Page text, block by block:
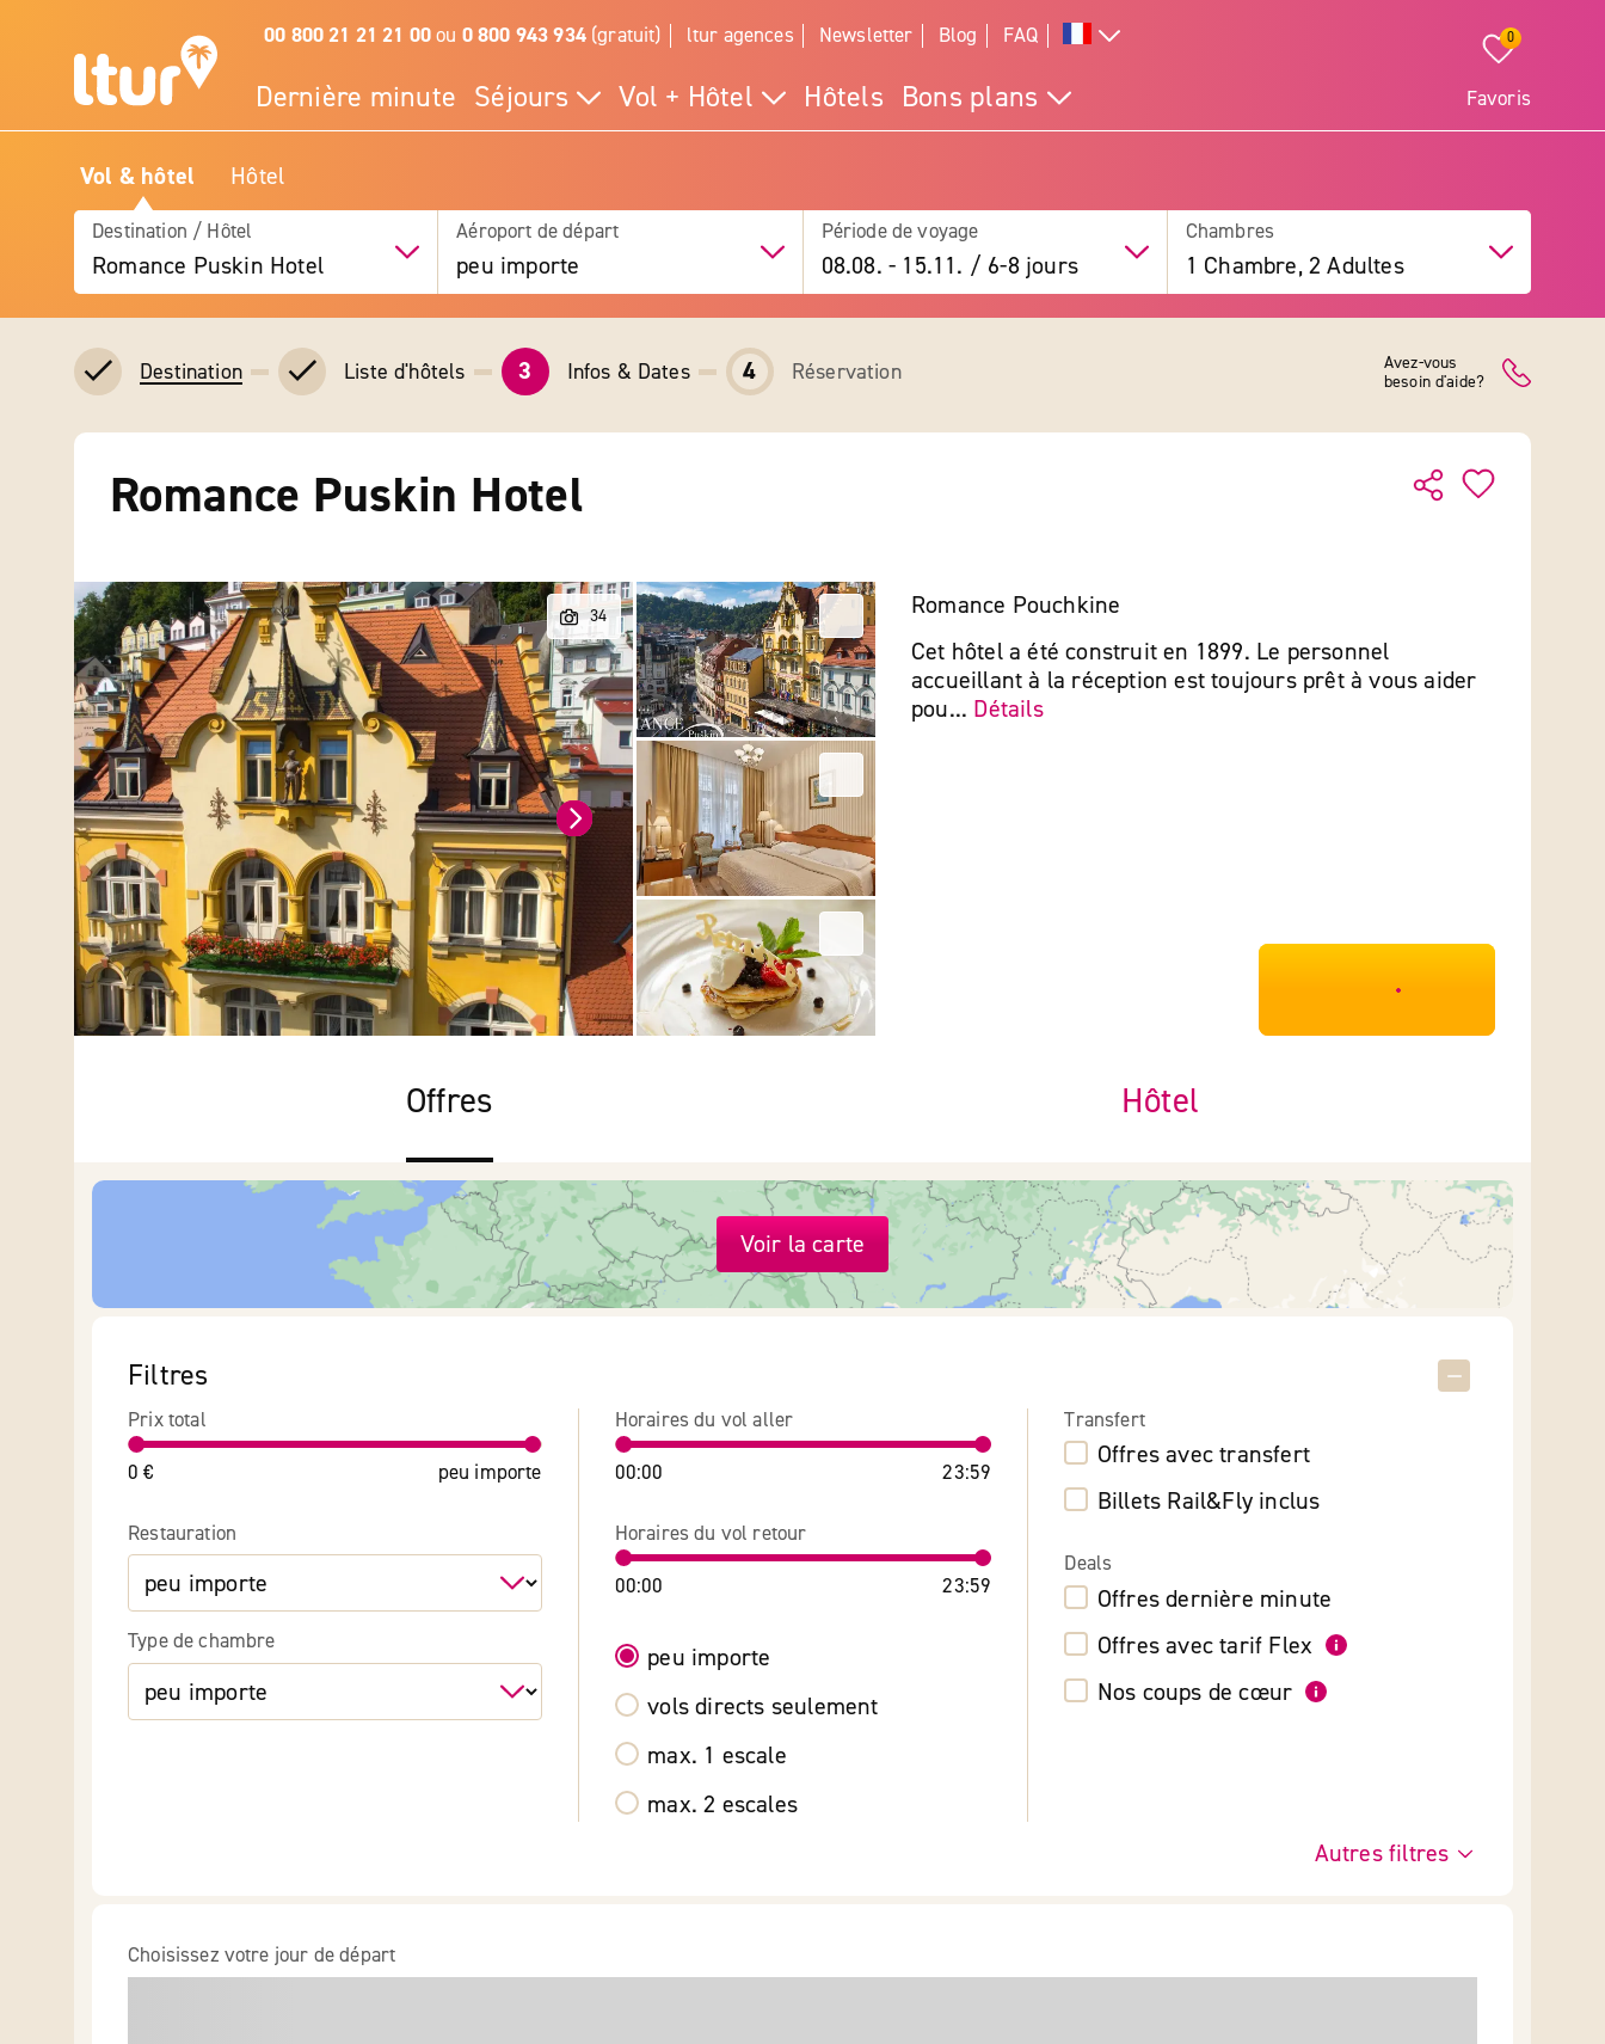
00 800 21 21 21 00ou 0 800 943 934(gratuit) ltur agences Newsletter Blog FAQ
Dernière minute Séjours Vol + Hôtel Hôtels Bons plans
0
Favoris
Vol & hôtel Hôtel
Destination / Hôtel
Romance Puskin Hotel
Aéroport de départ
peu importe
Période de voyage
08.08. - 15.11. / 6-8 jours
Chambres
1 Chambre, 2 Adultes
Destination Liste d'hôtels 3 Infos & Dates 4 Réservation
Avez-vous
besoin d'aide?
Romance Puskin Hotel
Romance Pouchkine
Cet hôtel a été construit en 1899. Le personnel
accueillant à la réception est toujours prêt à vous aider
pou... Détails
***************
Offres Hôtel
Voir la carte
Filtres
Prix total
0 € peu importe
Restauration
Type de chambre
Horaires du vol aller
00:00 23:59
Horaires du vol retour
00:00 23:59
peu importe
vols directs seulement
max. 1 escale
max. 2 escales
Transfert
Offres avec transfert
Billets Rail&Fly inclus
Deals
Offres dernière minute
Offres avec tarif Flex
Nos coups de cœur
Autres filtres
Choisissez votre jour de départ